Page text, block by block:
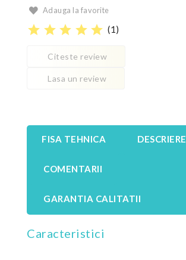
Adauga la favorite
star star star star star (1)
Citeste review
Lasa un review
FISA TEHNICA DESCRIERE
COMENTARII
GARANTIA CALITATII
Caracteristici